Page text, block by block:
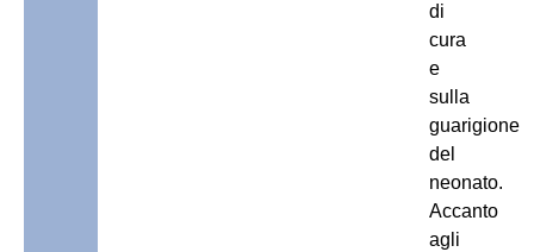
di
cura
e
sulla
guarigione
del
neonato.
Accanto
agli